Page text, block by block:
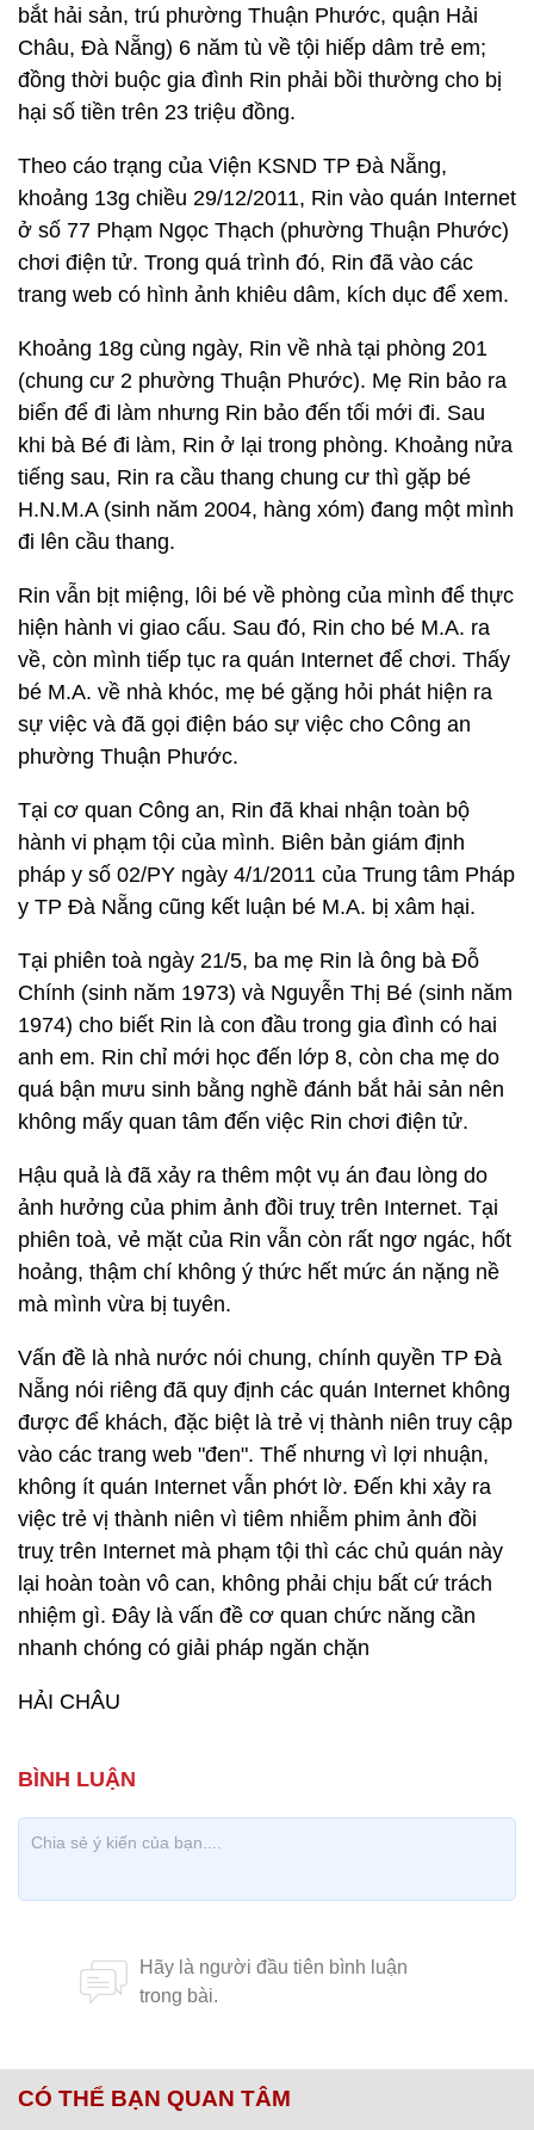
bắt hải sản, trú phường Thuận Phước, quận Hải
Châu, Đà Nẵng) 6 năm tù về tội hiếp dâm trẻ em;
đồng thời buộc gia đình Rin phải bồi thường cho bị
hại số tiền trên 23 triệu đồng.
Theo cáo trạng của Viện KSND TP Đà Nẵng,
khoảng 13g chiều 29/12/2011, Rin vào quán Internet
ở số 77 Phạm Ngọc Thạch (phường Thuận Phước)
chơi điện tử. Trong quá trình đó, Rin đã vào các
trang web có hình ảnh khiêu dâm, kích dục để xem.
Khoảng 18g cùng ngày, Rin về nhà tại phòng 201
(chung cư 2 phường Thuận Phước). Mẹ Rin bảo ra
biển để đi làm nhưng Rin bảo đến tối mới đi. Sau
khi bà Bé đi làm, Rin ở lại trong phòng. Khoảng nửa
tiếng sau, Rin ra cầu thang chung cư thì gặp bé
H.N.M.A (sinh năm 2004, hàng xóm) đang một mình
đi lên cầu thang.
Rin vẫn bịt miệng, lôi bé về phòng của mình để thực
hiện hành vi giao cấu. Sau đó, Rin cho bé M.A. ra
về, còn mình tiếp tục ra quán Internet để chơi. Thấy
bé M.A. về nhà khóc, mẹ bé gặng hỏi phát hiện ra
sự việc và đã gọi điện báo sự việc cho Công an
phường Thuận Phước.
Tại cơ quan Công an, Rin đã khai nhận toàn bộ
hành vi phạm tội của mình. Biên bản giám định
pháp y số 02/PY ngày 4/1/2011 của Trung tâm Pháp
y TP Đà Nẵng cũng kết luận bé M.A. bị xâm hại.
Tại phiên toà ngày 21/5, ba mẹ Rin là ông bà Đỗ
Chính (sinh năm 1973) và Nguyễn Thị Bé (sinh năm
1974) cho biết Rin là con đầu trong gia đình có hai
anh em. Rin chỉ mới học đến lớp 8, còn cha mẹ do
quá bận mưu sinh bằng nghề đánh bắt hải sản nên
không mấy quan tâm đến việc Rin chơi điện tử.
Hậu quả là đã xảy ra thêm một vụ án đau lòng do
ảnh hưởng của phim ảnh đồi truỵ trên Internet. Tại
phiên toà, vẻ mặt của Rin vẫn còn rất ngơ ngác, hốt
hoảng, thậm chí không ý thức hết mức án nặng nề
mà mình vừa bị tuyên.
Vấn đề là nhà nước nói chung, chính quyền TP Đà
Nẵng nói riêng đã quy định các quán Internet không
được để khách, đặc biệt là trẻ vị thành niên truy cập
vào các trang web "đen". Thế nhưng vì lợi nhuận,
không ít quán Internet vẫn phớt lờ. Đến khi xảy ra
việc trẻ vị thành niên vì tiêm nhiễm phim ảnh đồi
truỵ trên Internet mà phạm tội thì các chủ quán này
lại hoàn toàn vô can, không phải chịu bất cứ trách
nhiệm gì. Đây là vấn đề cơ quan chức năng cần
nhanh chóng có giải pháp ngăn chặn
HẢI CHÂU
CÓ THỂ BẠN QUAN TÂM